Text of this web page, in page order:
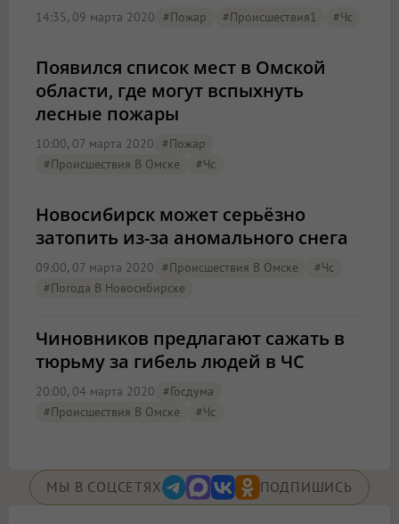
14:35, 09 марта 2020 #пожар #Происшествия1 #чс
Появился список мест в Омской
области, где могут вспыхнуть
лесные пожары
10:00, 07 марта 2020 #пожар
#Происшествия В Омске
#чс
Новосибирск может серьёзно
затопить из-за аномального снега
09:00, 07 марта 2020 #Происшествия В Омске
#чс
#Погода В Новосибирске
Чиновников предлагают сажать в
тюрьму за гибель людей в ЧС
20:00, 04 марта 2020 #Госдума
#Происшествия В Омске
#чс
МЫ В СОЦСЕТЯХ ПОДПИШИСЬ